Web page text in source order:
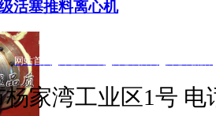
活塞推料离心机
网站首页
家湾工业区1号 电